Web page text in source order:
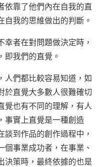
依靠了他們內在自我的直
自我的思維做出的判斷。
者在對問題做決定時，
即我們的直覺。
人們都比較容易知道，如
於直覺大多數人很難確切
覺也有不同的理解，有人
事實上直覺是一種創造
到作品的創作過程中，
事業成功者，在事業、
決策時，最終依據的也是